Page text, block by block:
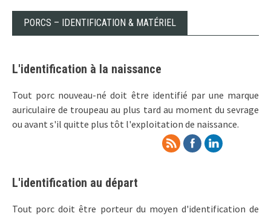
PORCS – IDENTIFICATION & MATÉRIEL
L'identification à la naissance
Tout porc nouveau-né doit être identifié par une marque
auriculaire de troupeau au plus tard au moment du sevrage
ou avant s'il quitte plus tôt l'exploitation de naissance.
L'identification au départ
Tout porc doit être porteur du moyen d'identification de